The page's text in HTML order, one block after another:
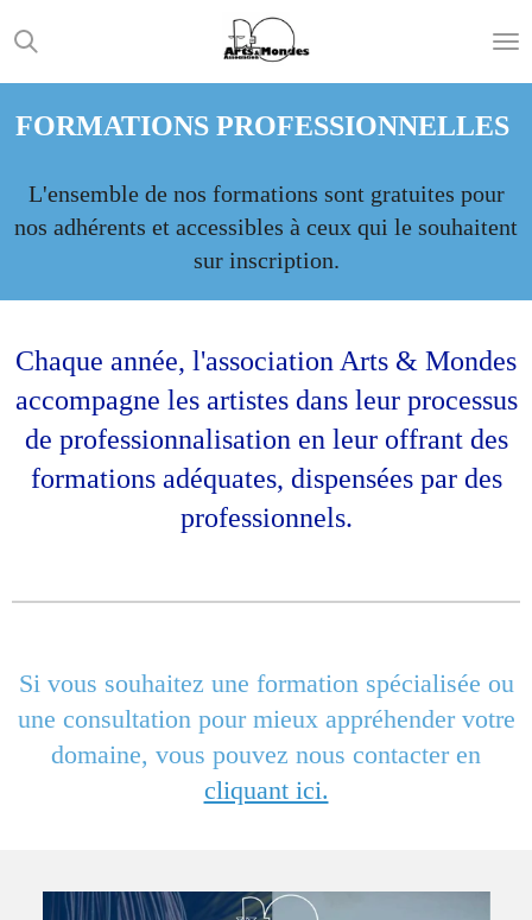
Passer
principal
FORMATIONS PROFESSIONNELLES
L'ensemble de nos formations sont gratuites pour
nos adhérents et accessibles à ceux qui le souhaitent
sur inscription.
Chaque année, l'association Arts & Mondes
accompagne les artistes dans leur processus
de professionnalisation en leur offrant des
formations adéquates, dispensées par des
professionnels.
Si vous souhaitez une formation spécialisée ou
une consultation pour mieux appréhender votre
domaine, vous pouvez nous contacter en
cliquant ici.